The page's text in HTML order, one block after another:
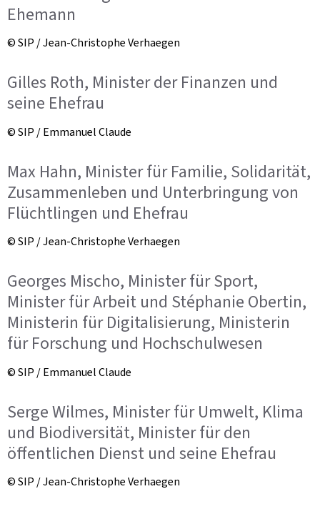
Ehemann
© SIP / Jean-Christophe Verhaegen
Gilles Roth, Minister der Finanzen und
seine Ehefrau
© SIP / Emmanuel Claude
Max Hahn, Minister für Familie, Solidarität,
Zusammenleben und Unterbringung von
Flüchtlingen und Ehefrau
© SIP / Jean-Christophe Verhaegen
Georges Mischo, Minister für Sport,
Minister für Arbeit und Stéphanie Obertin,
Ministerin für Digitalisierung, Ministerin
für Forschung und Hochschulwesen
© SIP / Emmanuel Claude
Serge Wilmes, Minister für Umwelt, Klima
und Biodiversität, Minister für den
öffentlichen Dienst und seine Ehefrau
© SIP / Jean-Christophe Verhaegen